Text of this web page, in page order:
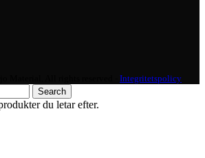
Integritetspolicy
Search
du letar efter.